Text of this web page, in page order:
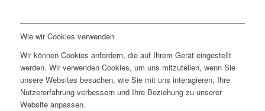
Wie wir Cookies verwenden
Wir können Cookies anfordern, die auf Ihrem Gerät eingestellt
werden. Wir verwenden Cookies, um uns mitzuteilen, wenn Sie
unsere Websites besuchen, wie Sie mit uns interagieren, Ihre
Nutzererfahrung verbessern und Ihre Beziehung zu unserer
Website anpassen.